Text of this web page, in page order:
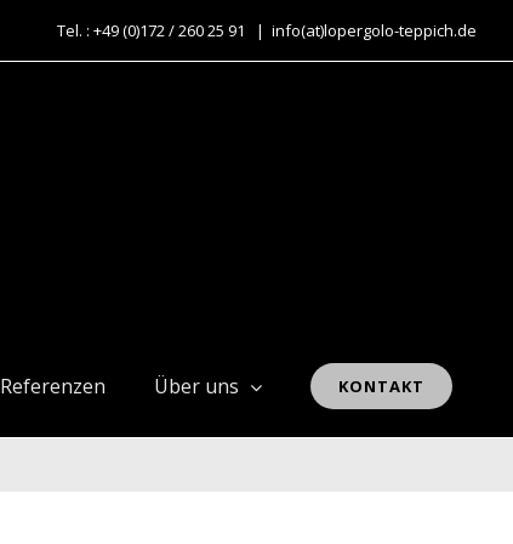
Tel. : +49 (0)172 / 260 25 91 | info(at)lopergolo-teppich.de
Referenzen Über uns KONTAKT